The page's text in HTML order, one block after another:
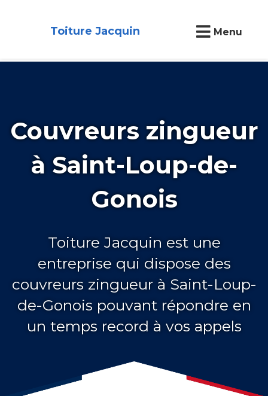
Toiture Jacquin Menu
Couvreurs zingueur
à Saint-Loup-de-
Gonois
Toiture Jacquin est une
entreprise qui dispose des
couvreurs zingueur à Saint-Loup-
de-Gonois pouvant répondre en
un temps record à vos appels